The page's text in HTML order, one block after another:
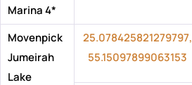
Marina 4*
Movenpick
Jumeirah
Lake
25.078425821279797,
55.15097899063153